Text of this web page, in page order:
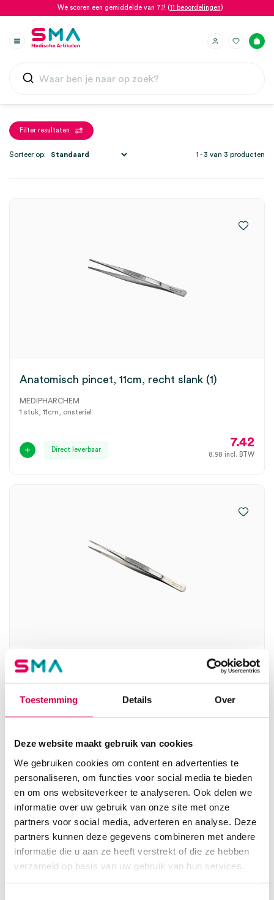
Toestemming Details Over
Deze website maakt gebruik van cookies
We gebruiken cookies om content en advertenties te
personaliseren, om functies voor social media te bieden
en om ons websiteverkeer te analyseren. Ook delen we
informatie over uw gebruik van onze site met onze
partners voor social media, adverteren en analyse. Deze
partners kunnen deze gegevens combineren met andere
informatie die u aan ze heeft verstrekt of die ze hebben
verzameld op basis van uw gebruik van hun services.
We scoren een gemiddelde van 7.1! (11 beoordelingen)
Filter resultaten
1 - 3 van 3 producten
Sorteer op:
Anatomisch pincet, 11cm, recht slank (1)
MEDIPHARCHEM
1 stuk, 11cm, onsteriel
Direct leverbaar
7.42
8.98 incl. BTW
Anatomisch pincet, 14cm, recht slank (1)
1 stuk, 14cm, onsteriel